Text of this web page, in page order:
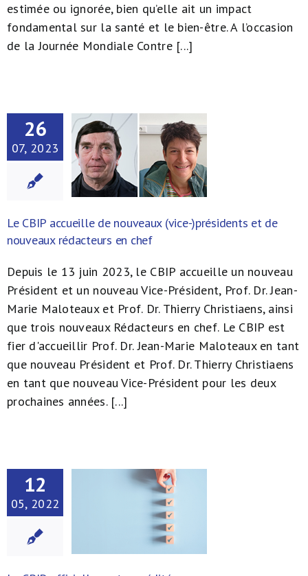
estimée ou ignorée, bien qu’elle ait un impact
fondamental sur la santé et le bien-être. A l’occasion
de la Journée Mondiale Contre [...]
26
07, 2023
Le CBIP accueille de nouveaux (vice-)présidents et de
nouveaux rédacteurs en chef
Depuis le 13 juin 2023, le CBIP accueille un nouveau
Président et un nouveau Vice-Président, Prof. Dr. Jean-
Marie Maloteaux et Prof. Dr. Thierry Christiaens, ainsi
que trois nouveaux Rédacteurs en chef. Le CBIP est
fier d'accueillir Prof. Dr. Jean-Marie Maloteaux en tant
que nouveau Président et Prof. Dr. Thierry Christiaens
en tant que nouveau Vice-Président pour les deux
prochaines années. [...]
12
05, 2022